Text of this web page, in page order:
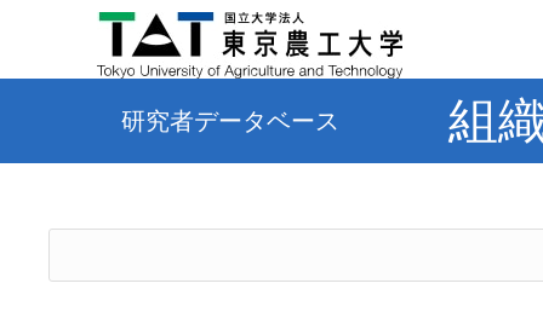
研究者データベース 組